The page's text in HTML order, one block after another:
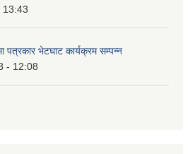
13:43
पत्रकार भेटघाट कार्यक्रम सम्पन्न
- 12:08